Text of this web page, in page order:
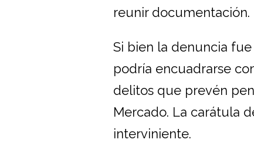
reunir documentación.
Si bien la denuncia
podría encuadrarse
delitos que prevén
Mercado. La carátula
interviniente.